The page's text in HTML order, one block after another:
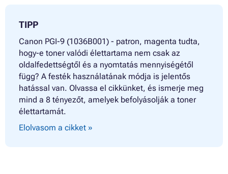
TIPP
Canon PGI-9 (1036B001) - patron, magenta tudta,
hogy-e toner valódi élettartama nem csak az
oldalfedettségtől és a nyomtatás mennyiségétől
függ? A festék használatának módja is jelentős
hatással van. Olvassa el cikkünket, és ismerje meg
mind a 8 tényezőt, amelyek befolyásolják a toner
élettartamát.
Elolvasom a cikket »